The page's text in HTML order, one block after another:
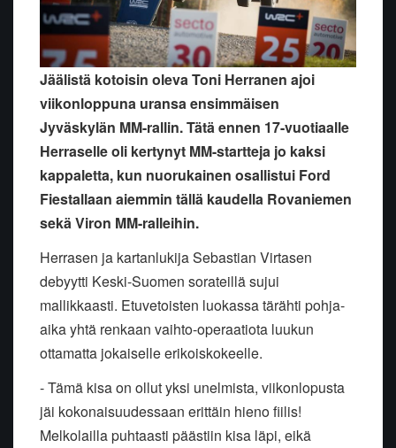
Jäälistä kotoisin oleva Toni Herranen ajoi
viikonloppuna uransa ensimmäisen
Jyväskylän MM-rallin. Tätä ennen 17-vuotiaalle
Herraselle oli kertynyt MM-startteja jo kaksi
kappaletta, kun nuorukainen osallistui Ford
Fiestallaan aiemmin tällä kaudella Rovaniemen
sekä Viron MM-ralleihin.
Herrasen ja kartanlukija Sebastian Virtasen
debyytti Keski-Suomen sorateillä sujui
mallikkaasti. Etuvetoisten luokassa tärähti pohja-
aika yhtä renkaan vaihto-operaatiota luukun
ottamatta jokaiselle erikoiskokeelle.
- Tämä kisa on ollut yksi unelmista, viikonlopusta
jäi kokonaisuudessaan erittäin hieno fiilis!
Melkolailla puhtaasti päästiin kisa läpi, eikä